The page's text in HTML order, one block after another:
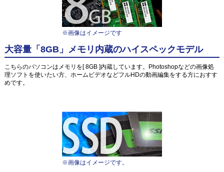
※画像はイメージです
大容量「8GB」メモリ内蔵のハイスペックモデル
こちらのパソコンはメモリを[ 8GB ]内蔵しています。Photoshopなどの画像処
理ソフトを使いたい方、ホームビデオなどフルHDの動画編集をする方におすす
めです。
※画像はイメージです。